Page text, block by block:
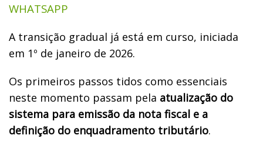
WHATSAPP
A transição gradual já está em curso, iniciada
em 1º de janeiro de 2026.
Os primeiros passos tidos como essenciais
neste momento passam pela atualização do
sistema para emissão da nota fiscal e a
definição do enquadramento tributário.